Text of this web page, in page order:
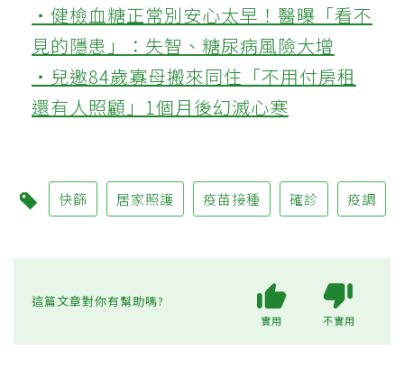
‧健檢血糖正常別安心太早！醫曝「看不
見的隱患」：失智、糖尿病風險大增
‧兒邀84歲寡母搬來同住「不用付房租
還有人照顧」1個月後幻滅心寒
快篩 居家照護 疫苗接種 確診 疫調
這篇文章對你有幫助嗎?
實用 不實用